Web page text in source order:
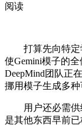
阅读
打算先向特定
使Gemini模子的
DeepMind团队正
挪用模子生成多
用户还必需供给
是其他东西早前